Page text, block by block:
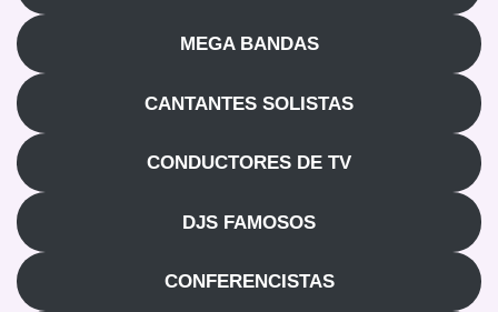
MEGA BANDAS
CANTANTES SOLISTAS
CONDUCTORES DE TV
DJS FAMOSOS
CONFERENCISTAS